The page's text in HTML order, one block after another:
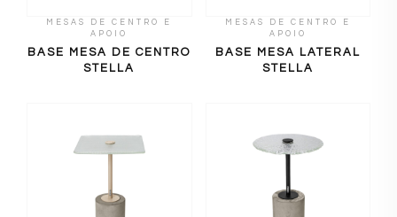
MESAS DE CENTRO E
APOIO
BASE MESA DE CENTRO
STELLA
MESAS DE CENTRO E
APOIO
BASE MESA LATERAL
STELLA